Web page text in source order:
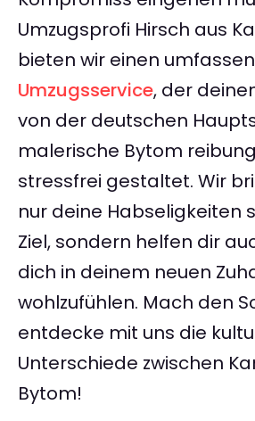
Umzugsprofi Hirsch aus
bieten wir einen
Umzugsservice, der
von der deutschen
malerische Bytom
stressfrei gestaltet. Wir
nur deine Habseligkeiten
Ziel, sondern helfen dir
dich in deinem neuen
wohlzufühlen. Mach den
entdecke mit uns die
Unterschiede zwischen
Bytom!